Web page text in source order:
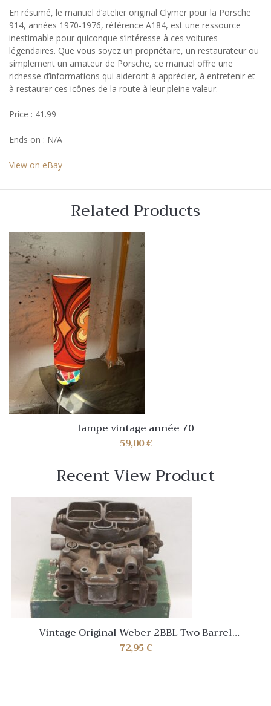
En résumé, le manuel d’atelier original Clymer pour la Porsche
914, années 1970-1976, référence A184, est une ressource
inestimable pour quiconque s’intéresse à ces voitures
légendaires. Que vous soyez un propriétaire, un restaurateur ou
simplement un amateur de Porsche, ce manuel offre une
richesse d’informations qui aideront à apprécier, à entretenir et
à restaurer ces icônes de la route à leur pleine valeur.
Price : 41.99
Ends on : N/A
View on eBay
Related Products
lampe vintage année 70
59,00€
Recent View Product
Vintage Original Weber 2BBL Two Barrel
Carburetor Assembly OEM Factory 32 DIR 56
72,95€